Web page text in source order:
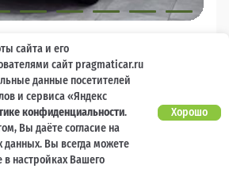
от 21 729 ₽/мес
Механическая
сайта и его
сайт pragmaticar.ru
данные посетителей
и сервиса «Яндекс
конфиденциальности.
Вы даёте согласие на
данных. Вы всегда можете
настройках Вашего
Хорошо